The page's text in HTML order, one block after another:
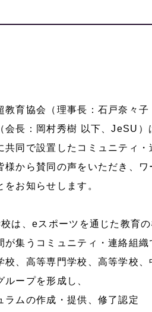
教育協会（理事長：石戸奈々
会長：岡村秀樹 以下、JeSU
共同で設置したコミュニティ
様から賛同の声をいただき、
をお知らせします。
は、eスポーツを通じた教育
が集うコミュニティ・連絡組
校、高等専門学校、高等学校
ープを形成し、
ラムの作成・提供、修了認定